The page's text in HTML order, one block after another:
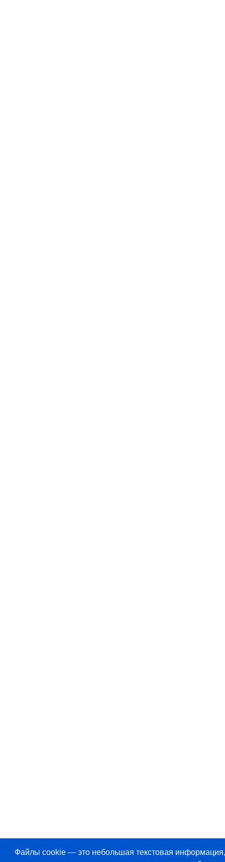
Файлы cookie — это небольшая текстовая